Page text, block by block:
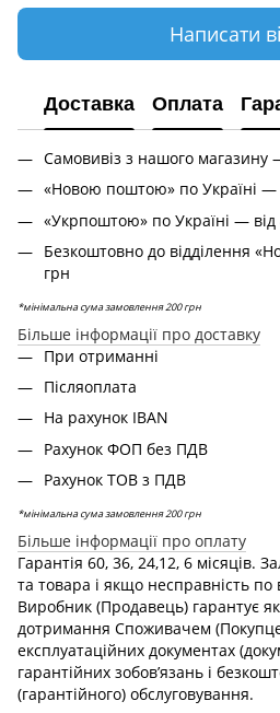
Написати
Доставка Оплата
Самовивіз з нашого магазину
«Новою поштою» по Україні —
«Укрпоштою» по Україні — від
Безкоштовно до відділення
грн
*мінімальна сума замовлення 200 грн
Більше інформації про доставку
При отриманні
Післяоплата
На рахунок IBAN
Рахунок ФОП без ПДВ
Рахунок ТОВ з ПДВ
*мінімальна сума замовлення 200 грн
Більше інформації про оплату
Гарантія 60, 36, 24,12, 6 місяців.
та товара і якщо несправність по
Виробник (Продавець) гарантує
дотримання Споживачем
експлуатаційних документах
гарантійних зобов’язань і
(гарантійного) обслуговування.